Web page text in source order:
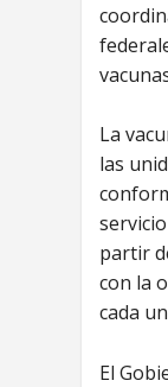
La
las
partir
con la
cada
El